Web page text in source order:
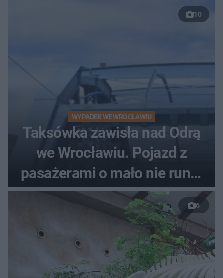
10
WYPADEK WE WROCŁAWIU
Taksówka zawisła nad Odrą
we Wrocławiu. Pojazd z
pasażerami o mało nie runął
do rzeki
6